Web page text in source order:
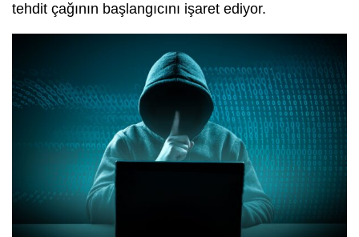
tehdit çağının başlangıcını işaret ediyor.